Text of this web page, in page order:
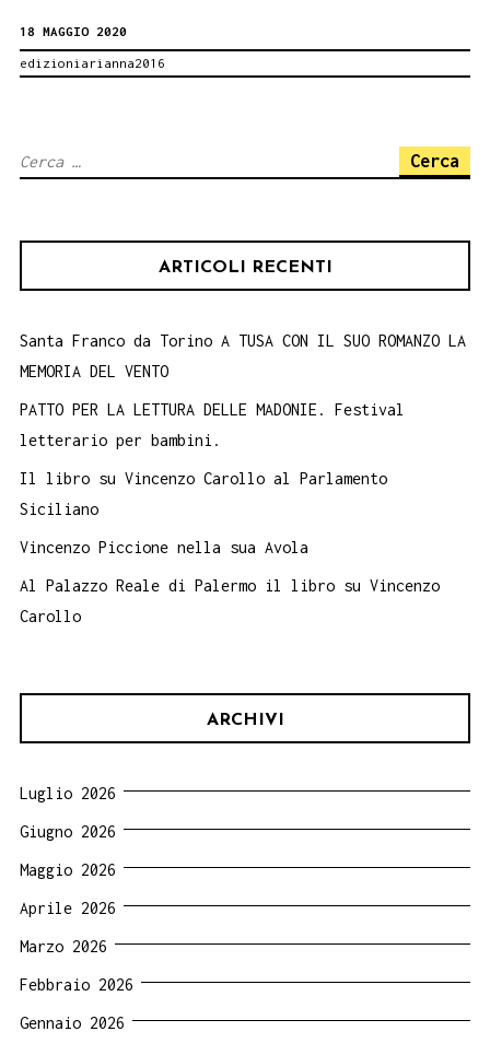
YouTube
il
video
presentazione
on-
line.
18 MAGGIO 2020
edizioniarianna2016
Ricerca
ARTICOLI RECENTI
Santa Franco da Torino A TUSA CON IL SUO ROMANZO LA
MEMORIA DEL VENTO
PATTO PER LA LETTURA DELLE MADONIE. Festival
letterario per bambini.
Il libro su Vincenzo Carollo al Parlamento
Siciliano
Vincenzo Piccione nella sua Avola
Al Palazzo Reale di Palermo il libro su Vincenzo
Carollo
ARCHIVI
Luglio 2026
Giugno 2026
Maggio 2026
Aprile 2026
Marzo 2026
Febbraio 2026
Gennaio 2026